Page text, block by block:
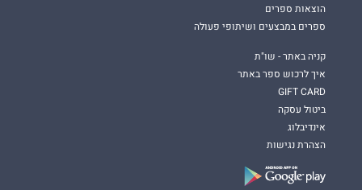
הוצאות ספרים
ספרים במבצעים ושיתופי פעולה
קניה באתר - שו"ת
איך לרכוש ספר באתר
GIFT CARD
ביטול עסקה
אינדיבלוג
הצהרת נגישות